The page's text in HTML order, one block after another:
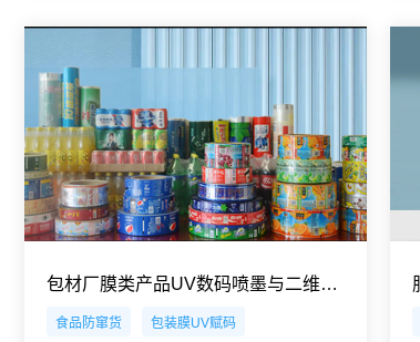
包材厂膜类产品UV数码喷墨与二维码检测系统
食品防窜货 包装膜UV赋码